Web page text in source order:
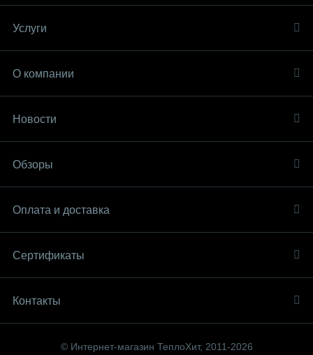
Услуги
О компании
Новости
Обзоры
Оплата и доставка
Сертификаты
Контакты
© Интернет-магазин ТеплоХит, 2011-2026